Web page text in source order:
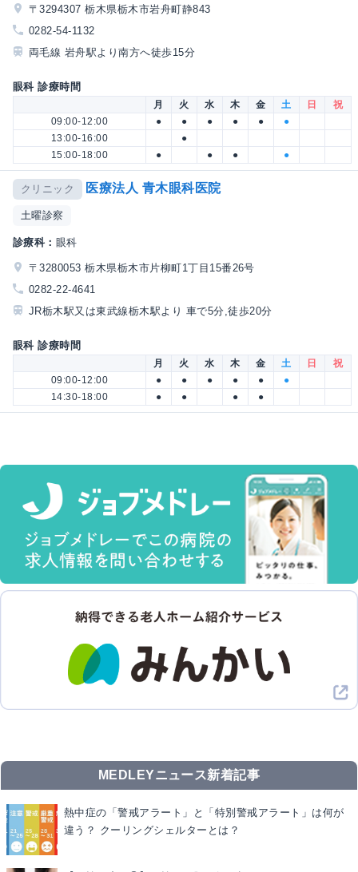
〒3294307 栃木県栃木市岩舟町静843
0282-54-1132
両毛線 岩舟駅より南方へ徒歩15分
眼科 診療時間
月 火 水 木 金 土 日
祝
09:00-12:00
● ● ● ● ●
●
13:00-16:00
●
15:00-18:00
● ● ● ●
クリニック 医療法人 青木眼科医院
土曜診察
診療科： 眼科
〒3280053 栃木県栃木市片柳町1丁目15番26号
0282-22-4641
JR栃木駅又は東武線栃木駅より 車で5分,徒歩20分
眼科 診療時間
月 火 水 木 金 土 日
祝
09:00-12:00
● ● ● ● ●
●
14:30-18:00
● ● ● ●
MEDLEYニュース新着記事
熱中症の「警戒アラート」と「特別警戒アラート」は何が
違う？ クーリングシェルターとは？